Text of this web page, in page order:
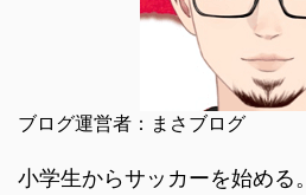
ブログ運営者：まさブログ
小学生からサッカーを始める。